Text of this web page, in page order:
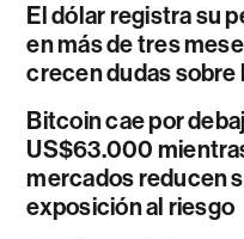
El dólar registra su
en más de tres
crecen dudas sobre
Bitcoin cae por
US$63.000
mercados reducen
exposición al riesgo